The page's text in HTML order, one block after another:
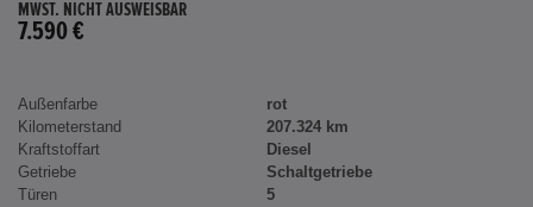
MWST. NICHT AUSWEISBAR
7.590 €
Außenfarbe
rot
Kilometerstand
207.324 km
Kraftstoffart
Diesel
Getriebe
Schaltgetriebe
Türen
5